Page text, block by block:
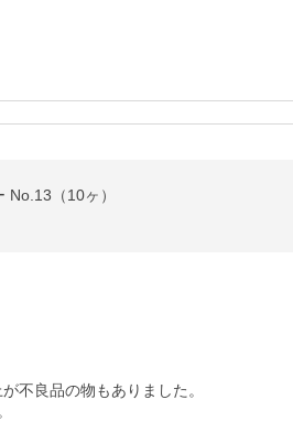
（10ヶ）
不良品の物もありました。